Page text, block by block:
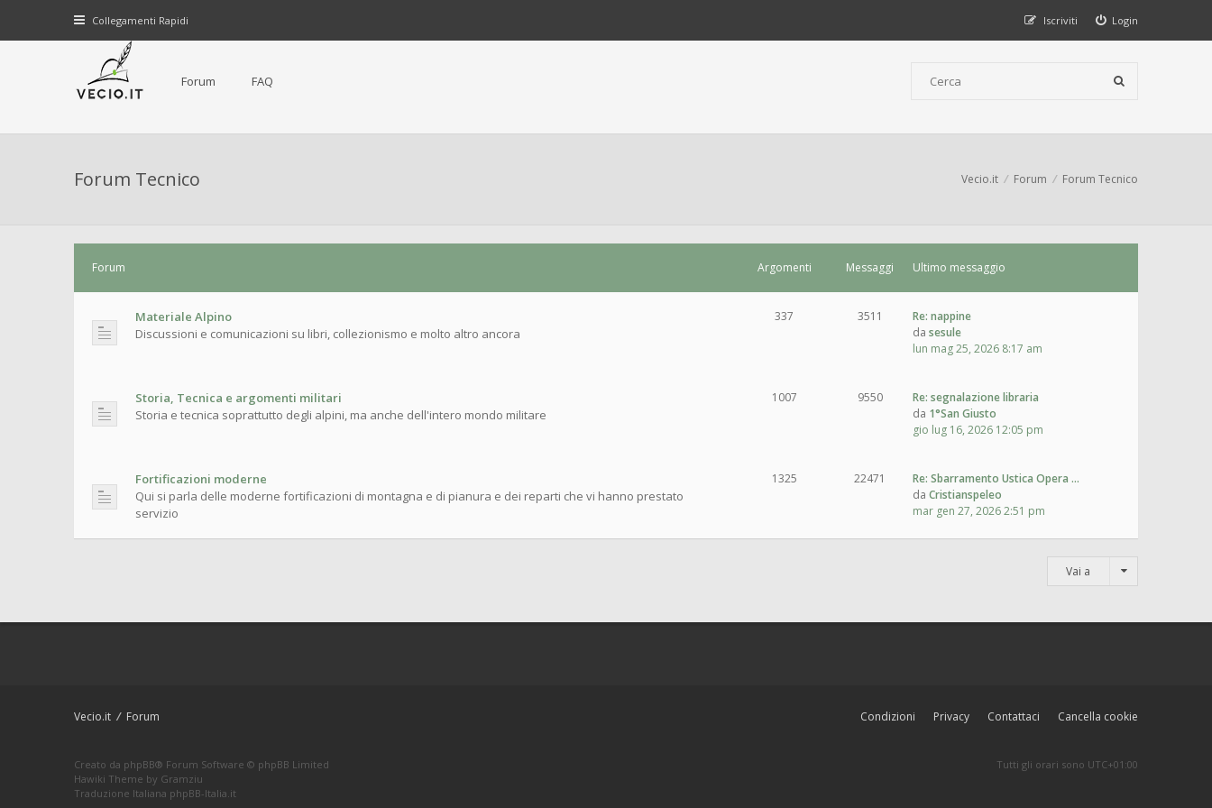
Collegamenti Rapidi Login
Iscriviti
Forum FAQ
Forum Tecnico Vecio.it Forum Forum Tecnico
Forum Argomenti Messaggi Ultimo messaggio
Materiale Alpino
Discussioni e comunicazioni su libri, collezionismo e molto altro ancora
337 3511
Re: nappine
da sesule
lun mag 25, 2026 8:17 am
Storia, Tecnica e argomenti militari
Storia e tecnica soprattutto degli alpini, ma anche dell'intero mondo militare
1007 9550
Re: segnalazione libraria
da 1°San Giusto
gio lug 16, 2026 12:05 pm
Fortificazioni moderne
Qui si parla delle moderne fortificazioni di montagna e di pianura e dei reparti che vi hanno prestato
servizio
1325 22471
Re: Sbarramento Ustica Opera …
da Cristianspeleo
mar gen 27, 2026 2:51 pm
Vai a
Vecio.it Forum Cancella cookie
Contattaci
Privacy
Condizioni
Creato da phpBB® Forum Software © phpBB Limited
Hawiki Theme by Gramziu
Traduzione Italiana phpBB-Italia.it
Tutti gli orari sono UTC+01:00